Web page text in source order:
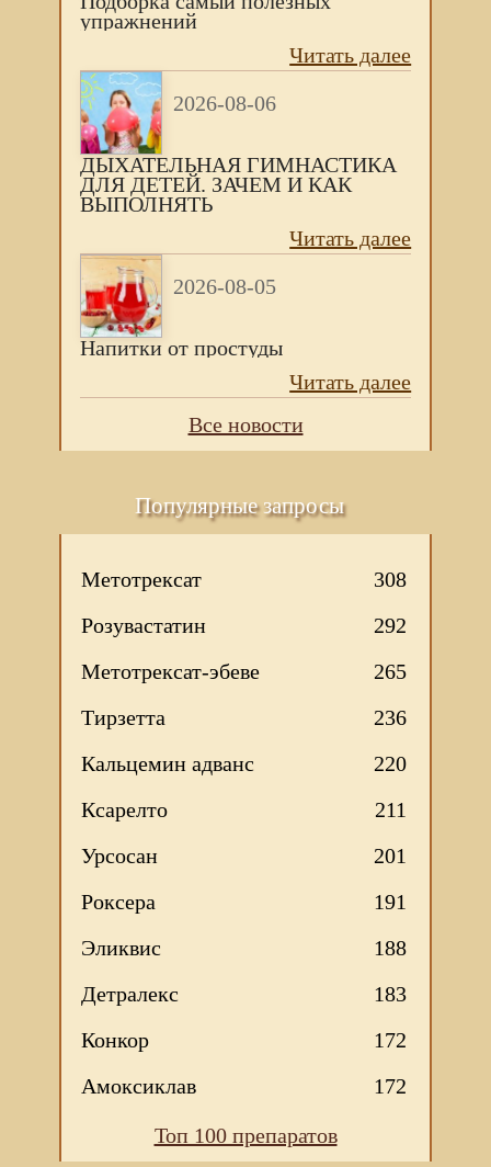
упражнений
Читать далее
2026-08-06
ДЫХАТЕЛЬНАЯ ГИМНАСТИКА
ДЛЯ ДЕТЕЙ. ЗАЧЕМ И КАК
ВЫПОЛНЯТЬ
Читать далее
2026-08-05
Напитки от простуды
Читать далее
Все новости
Популярные запросы
Метотрексат
308
Розувастатин
292
Метотрексат-эбеве
265
Тирзетта
236
Кальцемин адванс
220
Ксарелто
211
Урсосан
201
Роксера
191
Эликвис
188
Детралекс
183
Конкор
172
Амоксиклав
172
Топ 100 препаратов
Мы используем файлы Сookie для корректной работы
веб-сайта. Подробности - вПолитике в отношении